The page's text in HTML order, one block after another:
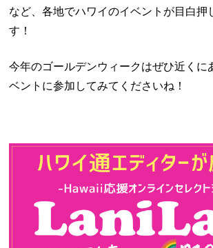
など、各地でハワイのイベントが目白押
す！
今年のゴールデンウィークはぜひ近くに
ベントに参加してみてくださいね！